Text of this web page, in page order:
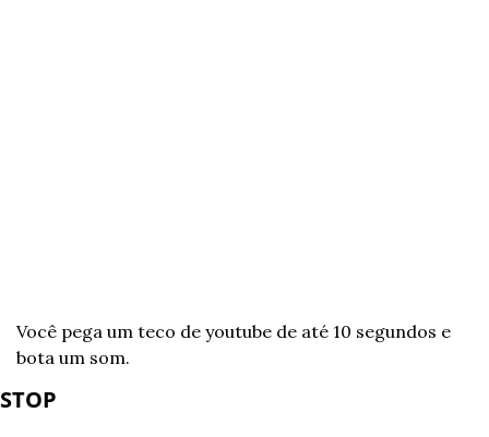
Você pega um teco de youtube de até 10 segundos e
bota um som.
STOP